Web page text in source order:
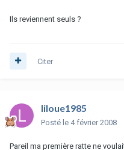
Ils reviennent seuls ?
Citer
liloue1985
Posté le 4 février 2008
Pareil ma première ratte ne